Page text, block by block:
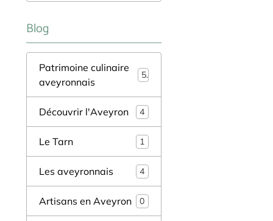
Blog
Patrimoine culinaire
aveyronnais
5
Découvrir l'Aveyron 4
Le Tarn 1
Les aveyronnais 4
Artisans en Aveyron 0